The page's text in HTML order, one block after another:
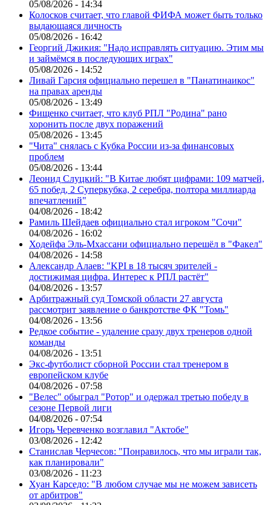
05/08/2026 - 14:34
Колосков считает, что главой ФИФА может быть только
выдающаяся личность
05/08/2026 - 16:42
Георгий Джикия: "Надо исправлять ситуацию. Этим мы
и займёмся в последующих играх"
05/08/2026 - 14:52
Ливай Гарсия официально перешел в "Панатинаикос"
на правах аренды
05/08/2026 - 13:49
Фищенко считает, что клуб РПЛ "Родина" рано
хоронить после двух поражений
05/08/2026 - 13:45
"Чита" снялась с Кубка России из-за финансовых
проблем
05/08/2026 - 13:44
Леонид Слуцкий: "В Китае любят цифрами: 109 матчей,
65 побед, 2 Суперкубка, 2 серебра, полтора миллиарда
впечатлений"
04/08/2026 - 18:42
Рамиль Шейдаев официально стал игроком "Сочи"
04/08/2026 - 16:02
Ходейфа Эль-Мхассани официально перешёл в "Факел"
04/08/2026 - 14:58
Александр Алаев: "KPI в 18 тысяч зрителей -
достижимая цифра. Интерес к РПЛ растёт"
04/08/2026 - 13:57
Арбитражный суд Томской области 27 августа
рассмотрит заявление о банкротстве ФК "Томь"
04/08/2026 - 13:56
Редкое событие - удаление сразу двух тренеров одной
команды
04/08/2026 - 13:51
Экс-футболист сборной России стал тренером в
европейском клубе
04/08/2026 - 07:58
"Велес" обыграл "Ротор" и одержал третью победу в
сезоне Первой лиги
04/08/2026 - 07:54
Игорь Черевченко возглавил "Актобе"
03/08/2026 - 12:42
Станислав Черчесов: "Понравилось, что мы играли так,
как планировали"
03/08/2026 - 11:23
Хуан Карседо: "В любом случае мы не можем зависеть
от арбитров"